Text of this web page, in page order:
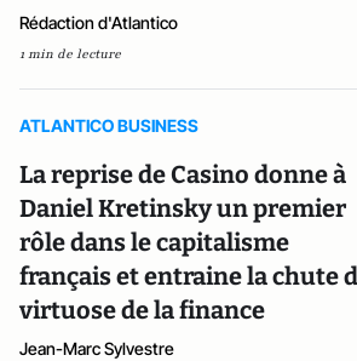
Rédaction d'Atlantico
1 min de lecture
ATLANTICO BUSINESS
La reprise de Casino donne à
Daniel Kretinsky un premier
rôle dans le capitalisme
français et entraine la chute
virtuose de la finance
Jean-Marc Sylvestre